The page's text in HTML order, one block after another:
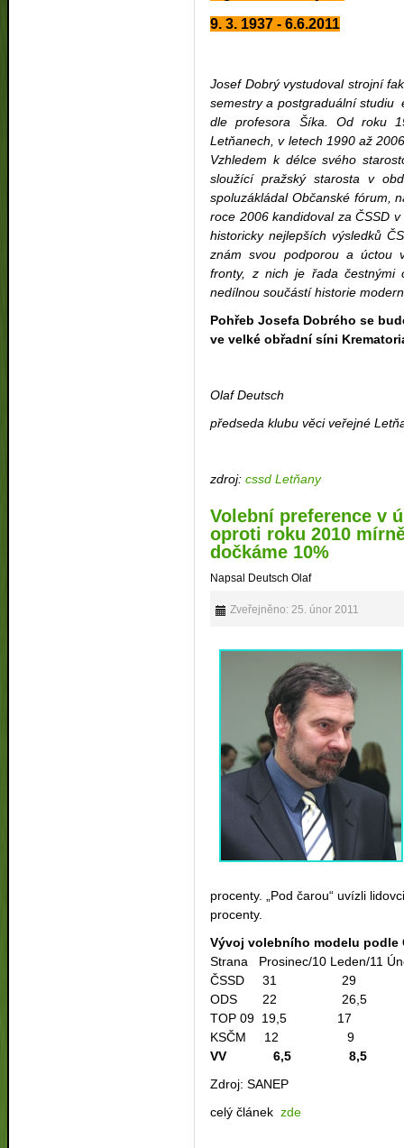
9. 3. 1937 - 6.6.2011
Josef Dobrý vystudoval strojní
semestry a postgraduální studiu
dle profesora Šíka. Od roku
Letňanech, v letech 1990 až
Vzhledem k délce svého
sloužící pražský starosta v
spoluzákládal Občanské fórum,
roce 2006 kandidoval za ČSSD
historicky nejlepších výsledků
znám svou podporou a úctou
fronty, z nich je řada
nedílnou součástí historie
Pohřeb Josefa Dobrého se
ve velké obřadní síni
Olaf Deutsch
předseda klubu věci veřejné
zdroj:cssd Letňany
Volební preference v
oproti roku 2010
dočkáme 10%
Napsal Deutsch Olaf
Zveřejněno: 25. únor 2011
procenty. „Pod čarou“ uvízli
procenty.
Vývoj volebního modelu podle
Strana Prosinec/10 Leden/11
ČSSD 31 29
ODS 22 26,5
TOP 09 19,5 17
KSČM 12 9
VV 6,5 8,5
Zdroj: SANEP
celý článekzde